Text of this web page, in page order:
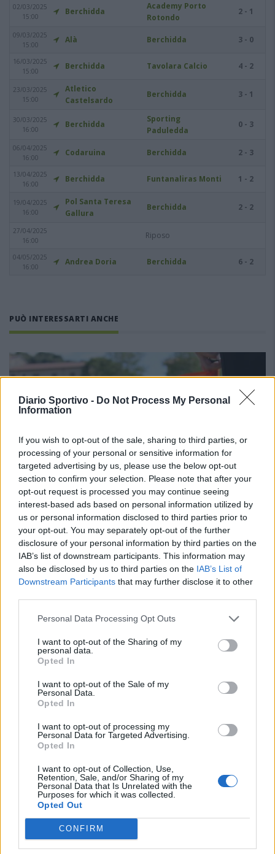
Diario Sportivo - Do Not Process My Personal
Information
If you wish to opt-out of the sale, sharing to third parties, or
processing of your personal or sensitive information for
targeted advertising by us, please use the below opt-out
section to confirm your selection. Please note that after your
opt-out request is processed you may continue seeing
interest-based ads based on personal information utilized by
us or personal information disclosed to third parties prior to
your opt-out. You may separately opt-out of the further
disclosure of your personal information by third parties on the
IAB’s list of downstream participants. This information may
also be disclosed by us to third parties on the IAB’s List of
Downstream Participants that may further disclose it to other
Personal Data Processing Opt Outs
I want to opt-out of the Sharing of my
personal data.
Opted In
I want to opt-out of the Sale of my
Personal Data.
Opted In
I want to opt-out of processing my
Personal Data for Targeted Advertising.
Opted In
I want to opt-out of Collection, Use,
Retention, Sale, and/or Sharing of my
Personal Data that Is Unrelated with the
Purposes for which it was collected.
Opted Out
CONFIRM
02/03/2025
15:00
Berchidda
Academy Porto
Rotondo
2 - 1
09/03/2025
15:00
Alà Berchidda 3 - 0
16/03/2025
15:00
Berchidda Tavolara Calcio 4 - 2
23/03/2025
15:00
Atletico
Castelsardo
Berchidda 3 - 1
30/03/2025
16:00
Berchidda
Sporting
Paduledda
0 - 3
06/04/2025
16:00
Codaruina Berchidda 2 - 3
13/04/2025
16:00
Berchidda Funtanaliras Monti 1 - 2
19/04/2025
16:00
Pol Santa Teresa
Gallura
Berchidda 2 - 2
27/04/2025
16:00
Riposo
04/05/2025
16:00
Andrea Doria Berchidda 6 - 2
PUÒ INTERESSARTI ANCHE
Su mesi de agustu at a incumentzai cun un'antra
undada de basca; in s'interis su mercau est sèmpiri
obertu e is giogadoris sighint a si spassiai me is
E duncas, nci seus po custa cida puru, chi est sa nova de importu
prus mannu de totus is atras (e megu a brullai, si cumprendit beni,
deu creu), ma a sa fini, seu incumintzendi a pentzai ca in custa…